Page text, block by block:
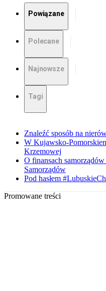
Powiązane
Polecane
Najnowsze
Tagi
Znaleźć sposób na
W Kujawsko-
Krzemowej
O finansach
Samorządów
Pod hasłem
Promowane treści